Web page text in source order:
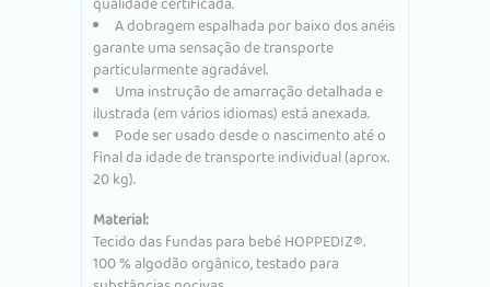
A dobragem espalhada por baixo dos anéis
garante uma sensação de transporte
particularmente agradável.
Uma instrução de amarração detalhada e
ilustrada (em vários idiomas) está anexada.
Pode ser usado desde o nascimento até o
final da idade de transporte individual (aprox.
20 kg).
Material:
Tecido das fundas para bebé HOPPEDIZ®.
100 % algodão orgânico, testado para